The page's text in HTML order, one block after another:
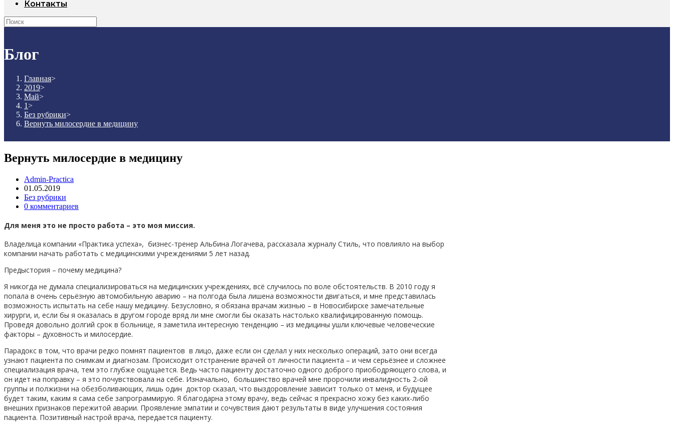
Контакты
Блог
Главная>
2019>
Май>
1>
Без рубрики>
Вернуть милосердие в медицину
Вернуть милосердие в медицину
Admin-Practica
01.05.2019
Без рубрики
0 комментариев
Для меня это не просто работа – это моя миссия.
Владелица компании «Практика успеха», бизнес-тренер Альбина Логачева, рассказала журналу Стиль, что повлияло на выбор
компании начать работать с медицинскими учреждениями 5 лет назад.
Предыстория – почему медицина?
Я никогда не думала специализироваться на медицинских учреждениях, всё случилось по воле обстоятельств. В 2010 году я
попала в очень серьёзную автомобильную аварию – на полгода была лишена возможности двигаться, и мне представилась
возможность испытать на себе нашу медицину. Безусловно, я обязана врачам жизнью – в Новосибирске замечательные
хирурги, и, если бы я оказалась в другом городе вряд ли мне смогли бы оказать настолько квалифицированную помощь.
Проведя довольно долгий срок в больнице, я заметила интересную тенденцию – из медицины ушли ключевые человеческие
факторы – духовность и милосердие.
Парадокс в том, что врачи редко помнят пациентов в лицо, даже если он сделал у них несколько операций, зато они всегда
узнают пациента по снимкам и диагнозам. Происходит отстранение врачей от личности пациента – и чем серьёзнее и сложнее
специализация врача, тем это глубже ощущается. Ведь часто пациенту достаточно одного доброго приободряющего слова, и
он идет на поправку – я это почувствовала на себе. Изначально, большинство врачей мне пророчили инвалидность 2-ой
группы и полжизни на обезболивающих, лишь один доктор сказал, что выздоровление зависит только от меня, и будущее
будет таким, каким я сама себе запрограммирую. Я благодарна этому врачу, ведь сейчас я прекрасно хожу без каких-либо
внешних признаков пережитой аварии. Проявление эмпатии и сочувствия дают результаты в виде улучшения состояния
пациента. Позитивный настрой врача, передается пациенту.